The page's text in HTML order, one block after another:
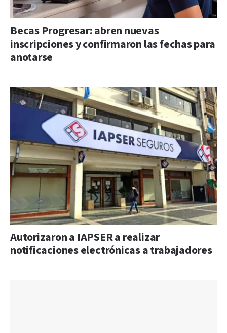
Becas Progresar: abren nuevas
inscripciones y confirmaron las fechas para
anotarse
Autorizaron a IAPSER a realizar
notificaciones electrónicas a trabajadores